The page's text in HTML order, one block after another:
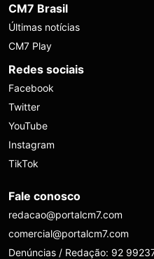
CM7 Brasil
Últimas notícias
CM7 Play
Redes sociais
Facebook
Twitter
YouTube
Instagram
TikTok
Fale conosco
redacao@portalcm7.com
comercial@portalcm7.com
Denúncias / Redação: 92